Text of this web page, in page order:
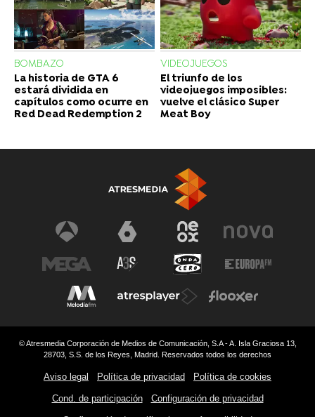
BOMBAZO
La historia de GTA 6
estará dividida en
capítulos como ocurre en
Red Dead Redemption 2
VIDEOJUEGOS
El triunfo de los
videojuegos imposibles:
vuelve el clásico Super
Meat Boy
© Atresmedia Corporación de Medios de Comunicación, S.A - A. Isla Graciosa 13,
28703, S.S. de los Reyes, Madrid. Reservados todos los derechos
Aviso legal Política de privacidad Política de cookies
Cond. de participación Configuración de privacidad